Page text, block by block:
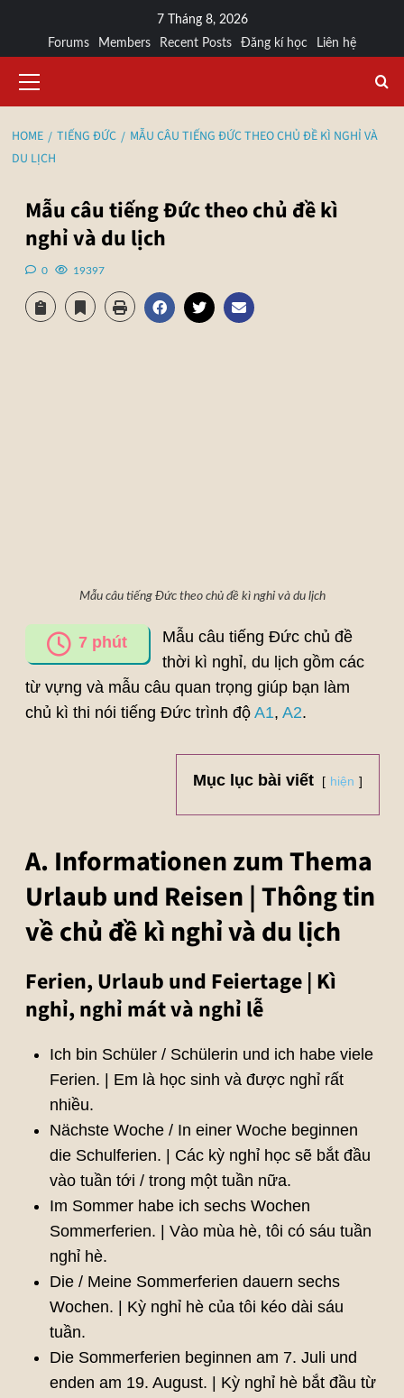
7 Tháng 8, 2026
Forums
Members Recent Posts Đăng kí học Liên hệ
HOME TIẾNG ĐỨC
MẪU CÂU TIẾNG ĐỨC THEO CHỦ ĐỀ KÌ NGHỈ VÀ
DU LỊCH
Mẫu câu tiếng Đức theo chủ đề kì
nghỉ và du lịch
0 19397
Mẫu câu tiếng Đức theo chủ đề kì nghỉ và du lịch
7 phút
Mẫu câu tiếng Đức chủ đề
thời kì nghỉ, du lịch gồm các
từ vựng và mẫu câu quan trọng giúp bạn làm
chủ kì thi nói tiếng Đức trình độ A1, A2.
Mục lục bài viết hiện
A. Informationen zum Thema
Urlaub und Reisen | Thông tin
về chủ đề kì nghỉ và du lịch
Ferien, Urlaub und Feiertage | Kì
nghỉ, nghỉ mát và nghỉ lễ
Ich bin Schüler / Schülerin und ich habe viele
Ferien. | Em là học sinh và được nghỉ rất
nhiều.
Nächste Woche / In einer Woche beginnen
die Schulferien. | Các kỳ nghỉ học sẽ bắt đầu
vào tuần tới / trong một tuần nữa.
Im Sommer habe ich sechs Wochen
Sommerferien. | Vào mùa hè, tôi có sáu tuần
nghỉ hè.
Die / Meine Sommerferien dauern sechs
Wochen. | Kỳ nghỉ hè của tôi kéo dài sáu
tuần.
Die Sommerferien beginnen am 7. Juli und
enden am 19. August. | Kỳ nghỉ hè bắt đầu từ